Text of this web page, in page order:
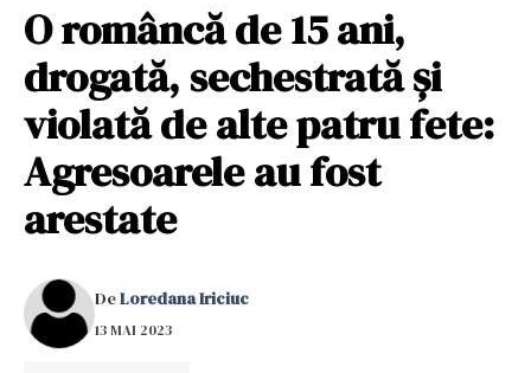
O româncă de 15 ani,
drogată, sechestrată și
violată de alte patru fete:
Agresoarele au fost
arestate
DeLoredana Iriciuc
13 MAI 2023